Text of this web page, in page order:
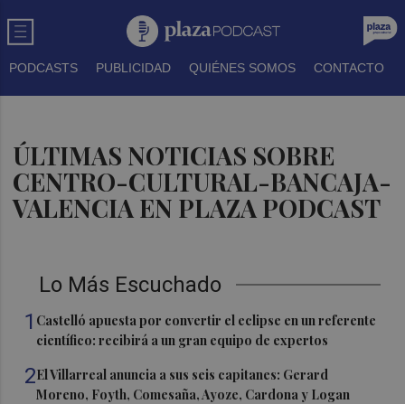
PODCASTS PUBLICIDAD QUIÉNES SOMOS CONTACTO
ÚLTIMAS NOTICIAS SOBRE
CENTRO-CULTURAL-BANCAJA-
VALENCIA EN PLAZA PODCAST
Lo Más Escuchado
1 Castelló apuesta por convertir el eclipse en un referente
científico: recibirá a un gran equipo de expertos
2El Villarreal anuncia a sus seis capitanes: Gerard
Moreno, Foyth, Comesaña, Ayoze, Cardona y Logan